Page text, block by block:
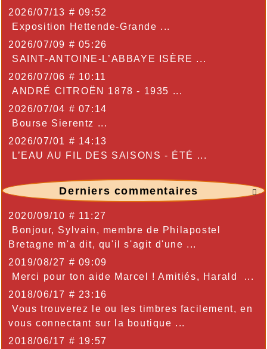
2026/07/13 # 09:52
Exposition Hettende-Grande ...
2026/07/09 # 05:26
SAINT-ANTOINE-L’ABBAYE ISÈRE ...
2026/07/06 # 10:11
ANDRÉ CITROËN 1878 - 1935 ...
2026/07/04 # 07:14
Bourse Sierentz ...
2026/07/01 # 14:13
L’EAU AU FIL DES SAISONS - ÉTÉ ...

Derniers commentaires
2020/09/10 # 11:27
Bonjour, Sylvain, membre de Philapostel
Bretagne m'a dit, qu'il s'agit d'une ...
2019/08/27 # 09:09
Merci pour ton aide Marcel ! Amitiés, Harald ...
2018/06/17 # 23:16
Vous trouverez le ou les timbres facilement, en
vous connectant sur la boutique ...
2018/06/17 # 19:57